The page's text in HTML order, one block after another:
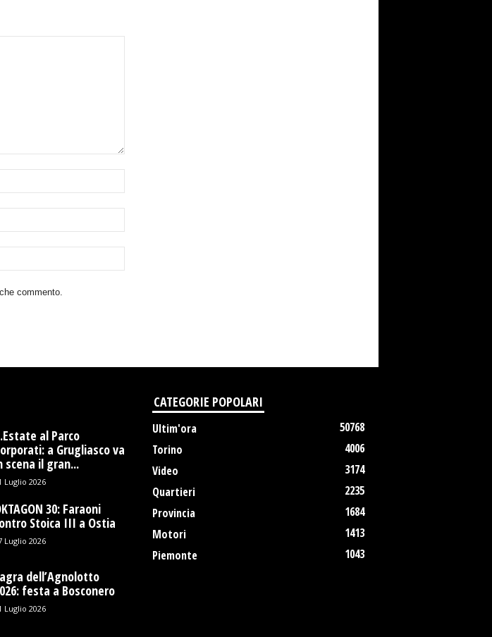
commento.
al Parco
a Grugliasco va
scena il gran...
Luglio 2026
30: Faraoni
Stoica III a Ostia
Luglio 2026
dell’Agnolotto
festa a Bosconero
Luglio 2026
CATEGORIE POPOLARI
Ultim'ora
50768
Torino
4006
Video
3174
Quartieri
2235
Provincia
1684
Motori
1413
Piemonte
1043